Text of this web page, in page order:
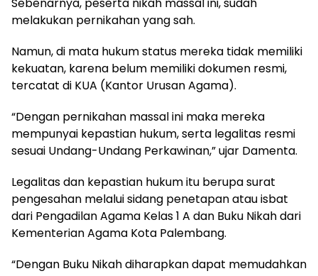
Sebenarnya, peserta nikah massal ini, sudah
melakukan pernikahan yang sah.
Namun, di mata hukum status mereka tidak memiliki
kekuatan, karena belum memiliki dokumen resmi,
tercatat di KUA (Kantor Urusan Agama).
“Dengan pernikahan massal ini maka mereka
mempunyai kepastian hukum, serta legalitas resmi
sesuai Undang-Undang Perkawinan,” ujar Damenta.
Legalitas dan kepastian hukum itu berupa surat
pengesahan melalui sidang penetapan atau isbat
dari Pengadilan Agama Kelas 1 A dan Buku Nikah dari
Kementerian Agama Kota Palembang.
“Dengan Buku Nikah diharapkan dapat memudahkan